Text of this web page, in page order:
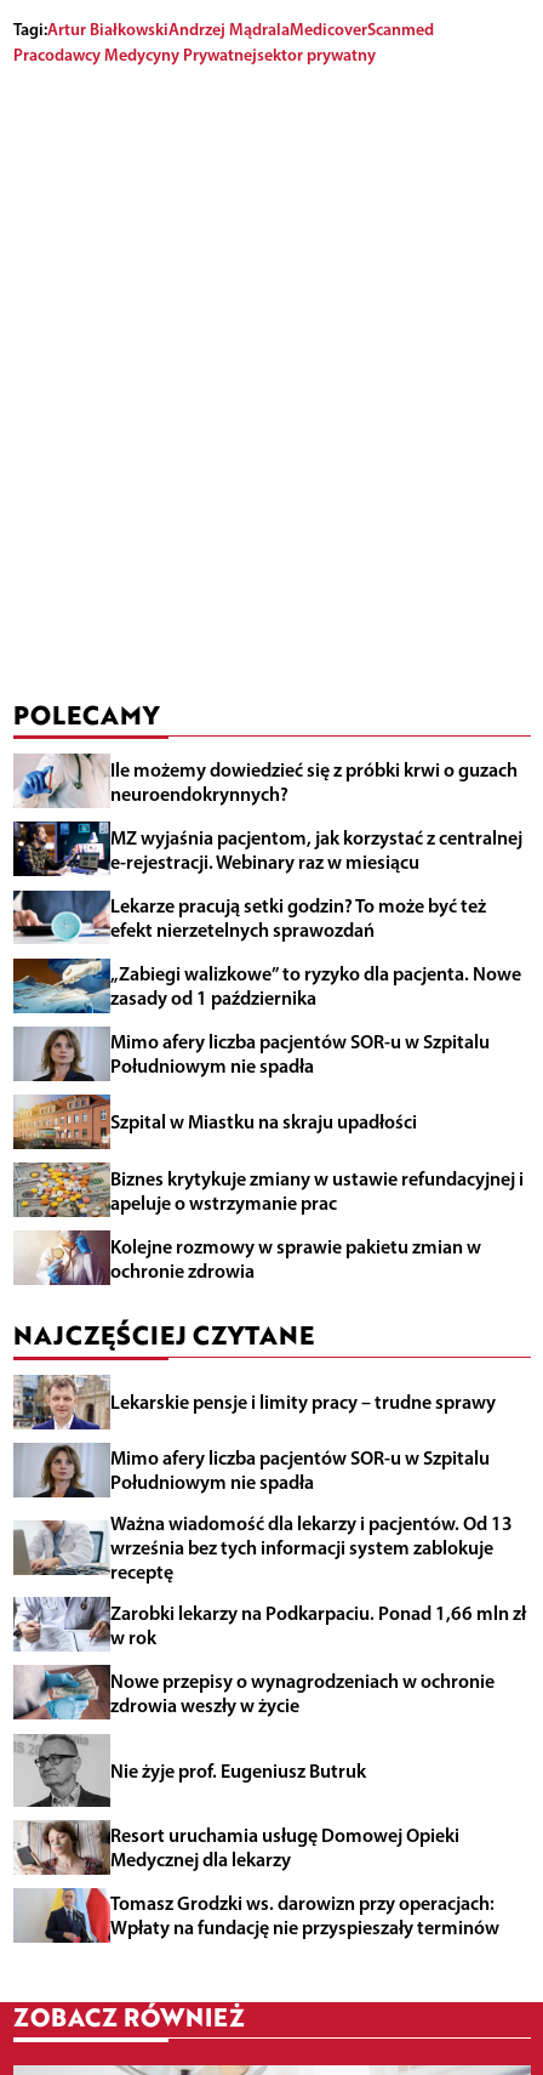
Tagi:Artur BiałkowskiAndrzej MądralaMedicoverScanmed
Pracodawcy Medycyny Prywatnejsektor prywatny
POLECAMY
Ile możemy dowiedzieć się z próbki krwi o guzach
neuroendokrynnych?
MZ wyjaśnia pacjentom, jak korzystać z centralnej
e-rejestracji. Webinary raz w miesiącu
Lekarze pracują setki godzin? To może być też
efekt nierzetelnych sprawozdań
„Zabiegi walizkowe” to ryzyko dla pacjenta. Nowe
zasady od 1 października
Mimo afery liczba pacjentów SOR-u w Szpitalu
Południowym nie spadła
Szpital w Miastku na skraju upadłości
Biznes krytykuje zmiany w ustawie refundacyjnej i
apeluje o wstrzymanie prac
Kolejne rozmowy w sprawie pakietu zmian w
ochronie zdrowia
NAJCZĘŚCIEJ CZYTANE
Lekarskie pensje i limity pracy – trudne sprawy
Mimo afery liczba pacjentów SOR-u w Szpitalu
Południowym nie spadła
Ważna wiadomość dla lekarzy i pacjentów. Od 13
września bez tych informacji system zablokuje
receptę
Zarobki lekarzy na Podkarpaciu. Ponad 1,66 mln zł
w rok
Nowe przepisy o wynagrodzeniach w ochronie
zdrowia weszły w życie
Nie żyje prof. Eugeniusz Butruk
Resort uruchamia usługę Domowej Opieki
Medycznej dla lekarzy
Tomasz Grodzki ws. darowizn przy operacjach:
Wpłaty na fundację nie przyspieszały terminów
ZOBACZ RÓWNIEŻ